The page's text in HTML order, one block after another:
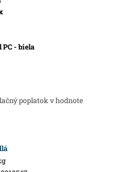
- biela
poplatok v hodnote